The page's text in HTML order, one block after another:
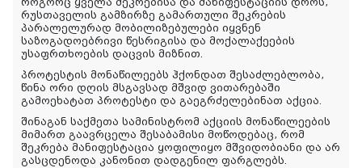
როგორც ყველა შეკრებისა და მანიფესტაციის დროს,
რუსთაველის გამზირზე გამართული შეკრების
პარალელურად მობილიზებულები იყვნენ
საზოგადოებრივი წესრიგისა და მოქალაქეების
უსაფრთხოების დაცვის მიზნით.
პროტესტის მონაწილეებს ჰქონდათ შესაძლებლობა,
წინა ორი დღის მსგავსად მშვიდ ვითარებაში
გამოეხატათ პროტესტი და გაეგრძელებინათ აქცია.
შინაგან საქმეთა სამინისტრომ აქციის მონაწილეების
მიმართ გაავრცელა შესაბამისი მოწოდებაც, რომ
შეკრება მანიფესტაცია ყოფილიყო მშვიდობიანი და არ
გასცდენოდა კანონით დადგენილ ფარგლებს.